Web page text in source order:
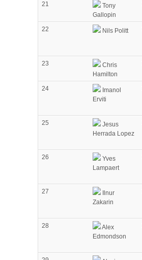
21
Tony
Gallopin
22 Nils Politt
23
Chris
Hamilton
24
Imanol
Erviti
25
Jesus
Herrada Lopez
26
Yves
Lampaert
27
Ilnur
Zakarin
28
Alex
Edmondson